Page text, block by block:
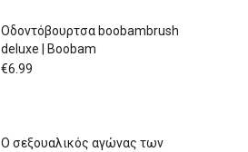
Οδοντόβουρτσα boobambrush
deluxe | Boobam
€6.99
Ο σεξουαλικός αγώνας των